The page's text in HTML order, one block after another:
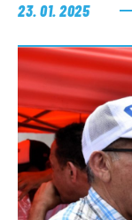
EL LADO «G»
23. 01. 2025